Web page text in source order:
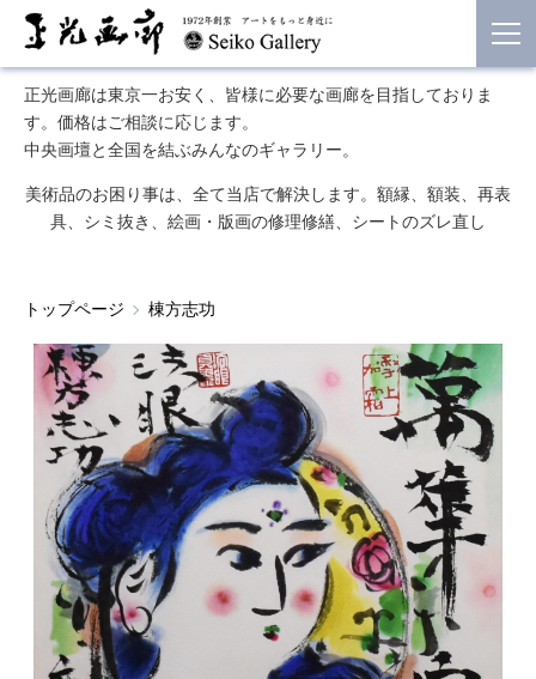
正光画廊は東京一お安く、皆様に必要な画廊を目指しておりま
す。価格はご相談に応じます。
中央画壇と全国を結ぶみんなのギャラリー。
美術品のお困り事は、全て当店で解決します。額縁、額装、再表
具、シミ抜き、絵画・版画の修理修繕、シートのズレ直し
トップページ 棟方志功